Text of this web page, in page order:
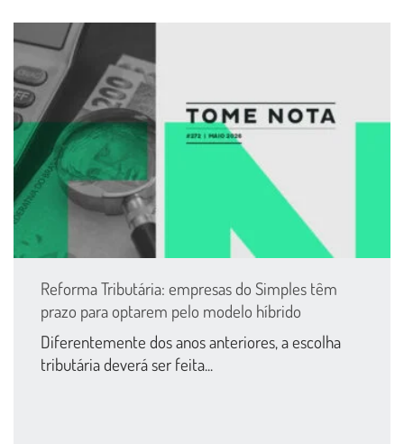
Reforma Tributária: empresas do Simples têm
prazo para optarem pelo modelo híbrido
Diferentemente dos anos anteriores, a escolha
tributária deverá ser feita...